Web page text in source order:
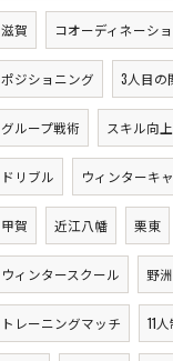
滋賀 コオーディネーシ
ポジショニング 3人目の
グループ戦術 スキル向上
ドリブル ウィンターキ
甲賀 近江八幡 栗東
ウィンタースクール 野洲
トレーニングマッチ 11